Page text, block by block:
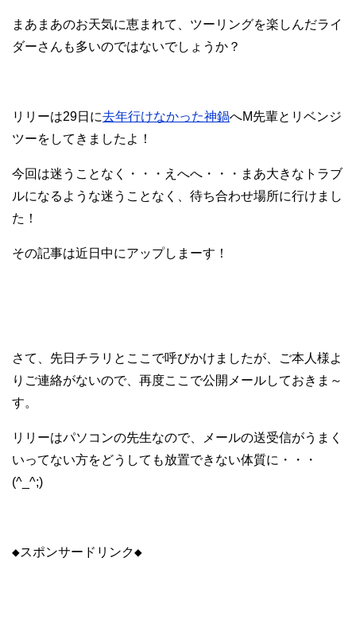
まあまあのお天気に恵まれて、ツーリングを楽しんだライ
ダーさんも多いのではないでしょうか？
リリーは29日に去年行けなかった神鍋へM先輩とリベンジ
ツーをしてきましたよ！
今回は迷うことなく・・・えへへ・・・まあ大きなトラブ
ルになるような迷うことなく、待ち合わせ場所に行けまし
た！
その記事は近日中にアップしまーす！
さて、先日チラリとここで呼びかけましたが、ご本人様よ
りご連絡がないので、再度ここで公開メールしておきま～
す。
リリーはパソコンの先生なので、メールの送受信がうまく
いってない方をどうしても放置できない体質に・・・
(^_^;)
◆スポンサードリンク◆